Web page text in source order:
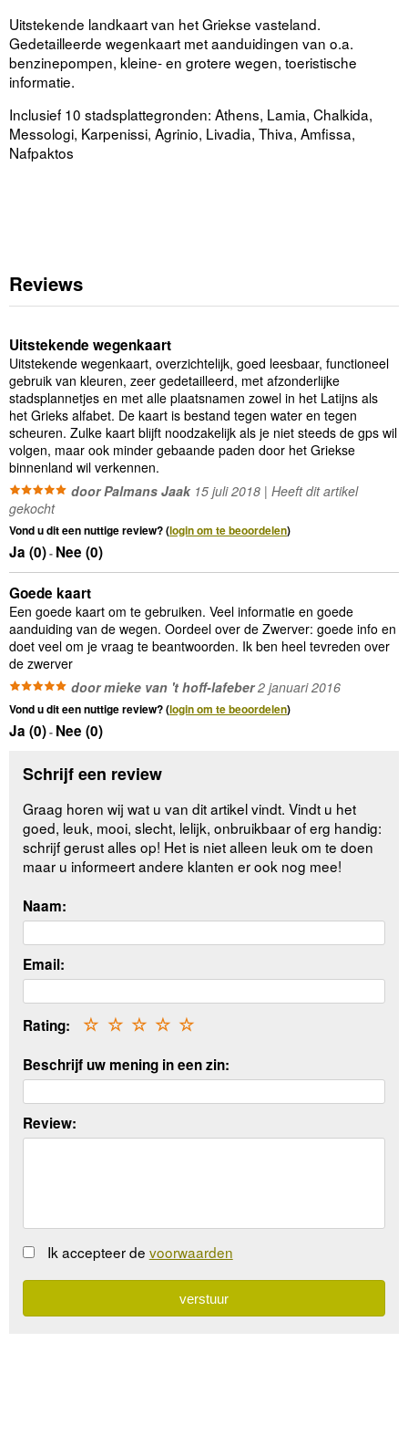
Uitstekende landkaart van het Griekse vasteland.
Gedetailleerde wegenkaart met aanduidingen van o.a.
benzinepompen, kleine- en grotere wegen, toeristische
informatie.
Inclusief 10 stadsplattegronden: Athens, Lamia, Chalkida,
Messologi, Karpenissi, Agrinio, Livadia, Thiva, Amfissa,
Nafpaktos
Reviews
Uitstekende wegenkaart
Uitstekende wegenkaart, overzichtelijk, goed leesbaar, functioneel
gebruik van kleuren, zeer gedetailleerd, met afzonderlijke
stadsplannetjes en met alle plaatsnamen zowel in het Latijns als
het Grieks alfabet. De kaart is bestand tegen water en tegen
scheuren. Zulke kaart blijft noodzakelijk als je niet steeds de gps wil
volgen, maar ook minder gebaande paden door het Griekse
binnenland wil verkennen.
door Palmans Jaak15 juli 2018 | Heeft dit artikel
gekocht
Vond u dit een nuttige review? (login om te beoordelen)
Ja (0)- Nee (0)
Goede kaart
Een goede kaart om te gebruiken. Veel informatie en goede
aanduiding van de wegen. Oordeel over de Zwerver: goede info en
doet veel om je vraag te beantwoorden. Ik ben heel tevreden over
de zwerver
door mieke van 't hoff-lafeber2 januari 2016
Vond u dit een nuttige review? (login om te beoordelen)
Ja (0)- Nee (0)
Schrijf een review
Graag horen wij wat u van dit artikel vindt. Vindt u het
goed, leuk, mooi, slecht, lelijk, onbruikbaar of erg handig:
schrijf gerust alles op! Het is niet alleen leuk om te doen
maar u informeert andere klanten er ook nog mee!
Naam:
Email:
Rating: ☆
☆
☆
☆
☆
Beschrijf uw mening in een zin:
Review:
Ik accepteer de voorwaarden